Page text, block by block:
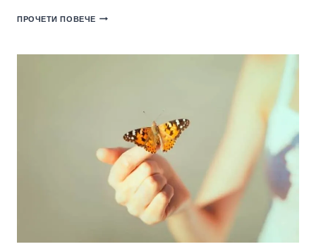
ПРОЧЕТИ ПОВЕЧЕБЕЗСЪНИЕТО